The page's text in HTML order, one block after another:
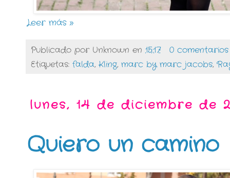
Leer más »
Publicado por Unknown en 15:17
0 comentarios
Etiquetas: falda, Kling, marc by marc jacobs,
lunes, 14 de diciembre de
Quiero un camino